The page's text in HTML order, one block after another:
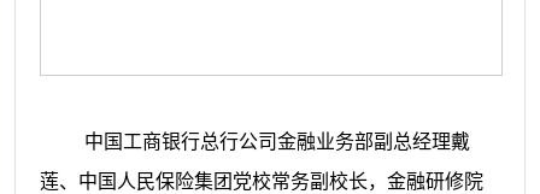
中国工商银行总行公司金融业务部副总经理戴
莲、中国人民保险集团党校常务副校长，金融研修院